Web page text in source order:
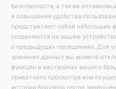
безопасности, а также
и повышения удобства
представляют собой небольшие
сохраняются на вашем
о предыдущих посещениях. Для
хранения данных вы можете
функции в настройках вашего
приватного просмотра или